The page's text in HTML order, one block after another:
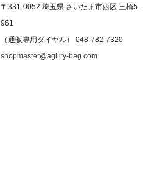
〒331-0052 埼玉県 さいたま市西区 三橋5-
961
（通販専用ダイヤル） 048-782-7320
shopmaster@agility-bag.com